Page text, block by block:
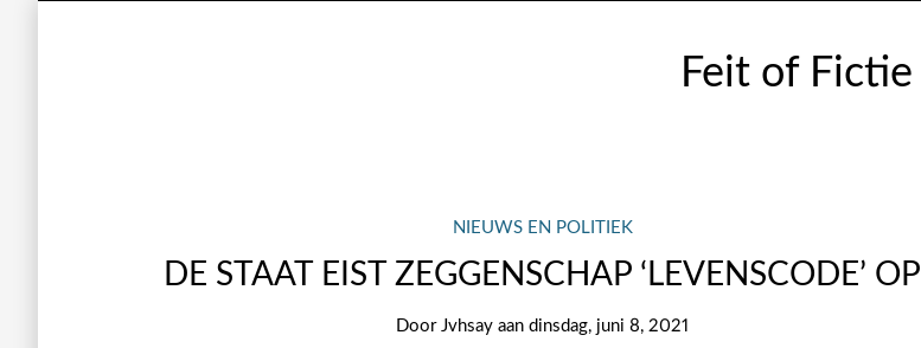
Feit of Fictie
NIEUWS EN POLITIEK
DE STAAT EIST ZEGGENSCHAP ‘LEVENSCODE’ OP
Door Jvhsay aandinsdag, juni 8, 2021